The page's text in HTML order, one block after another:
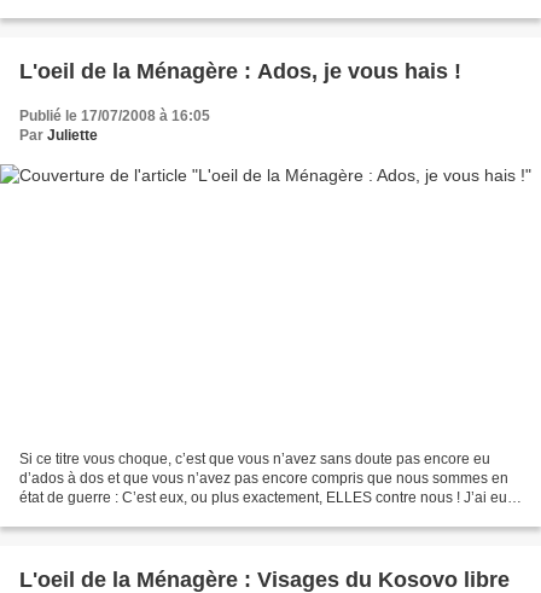
L'oeil de la Ménagère : Ados, je vous hais !
Publié le 17/07/2008 à 16:05
Par Juliette
Si ce titre vous choque, c’est que vous n’avez sans doute pas encore eu
d’ados à dos et que vous n’avez pas encore compris que nous sommes en
état de guerre : C’est eux, ou plus exactement, ELLES contre nous ! J’ai eu
L'oeil de la Ménagère : Visages du Kosovo libre